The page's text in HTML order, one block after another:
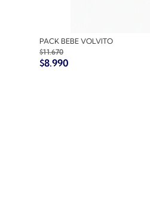
PACK BEBE VOLVITO
$11.670
$8.990